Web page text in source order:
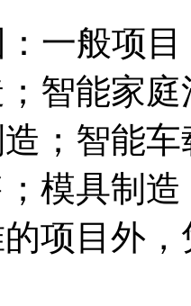
一般项
智能家
；智能
模具制
项目外